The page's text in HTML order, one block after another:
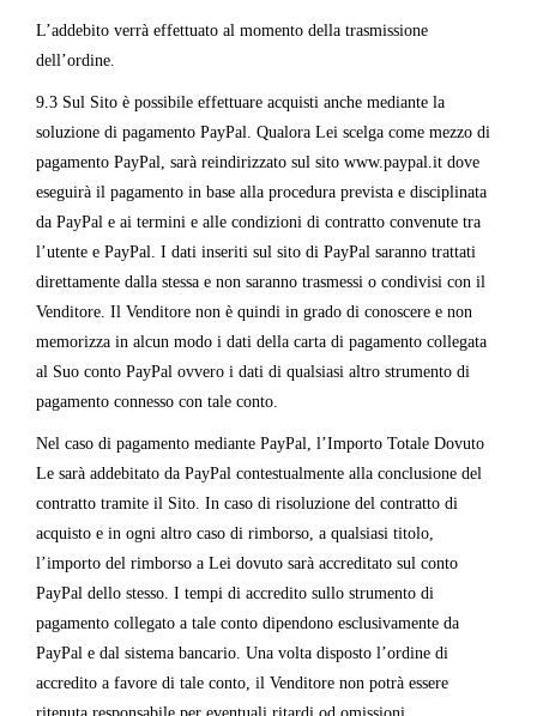
L’addebito verrà effettuato al momento della trasmissione
dell’ordine.
9.3 Sul Sito è possibile effettuare acquisti anche mediante la
soluzione di pagamento PayPal. Qualora Lei scelga come mezzo di
pagamento PayPal, sarà reindirizzato sul sito www.paypal.it dove
eseguirà il pagamento in base alla procedura prevista e disciplinata
da PayPal e ai termini e alle condizioni di contratto convenute tra
l’utente e PayPal. I dati inseriti sul sito di PayPal saranno trattati
direttamente dalla stessa e non saranno trasmessi o condivisi con il
Venditore. Il Venditore non è quindi in grado di conoscere e non
memorizza in alcun modo i dati della carta di pagamento collegata
al Suo conto PayPal ovvero i dati di qualsiasi altro strumento di
pagamento connesso con tale conto.
Nel caso di pagamento mediante PayPal, l’Importo Totale Dovuto
Le sarà addebitato da PayPal contestualmente alla conclusione del
contratto tramite il Sito. In caso di risoluzione del contratto di
acquisto e in ogni altro caso di rimborso, a qualsiasi titolo,
l’importo del rimborso a Lei dovuto sarà accreditato sul conto
PayPal dello stesso. I tempi di accredito sullo strumento di
pagamento collegato a tale conto dipendono esclusivamente da
PayPal e dal sistema bancario. Una volta disposto l’ordine di
accredito a favore di tale conto, il Venditore non potrà essere